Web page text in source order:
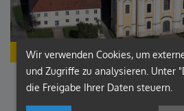
KIRCHENFÜHRER
Ehrenamtlich im
Wir verwenden Cookies, um
und Zugriffe zu analysieren. Unter
die Freigabe Ihrer Daten steuern.